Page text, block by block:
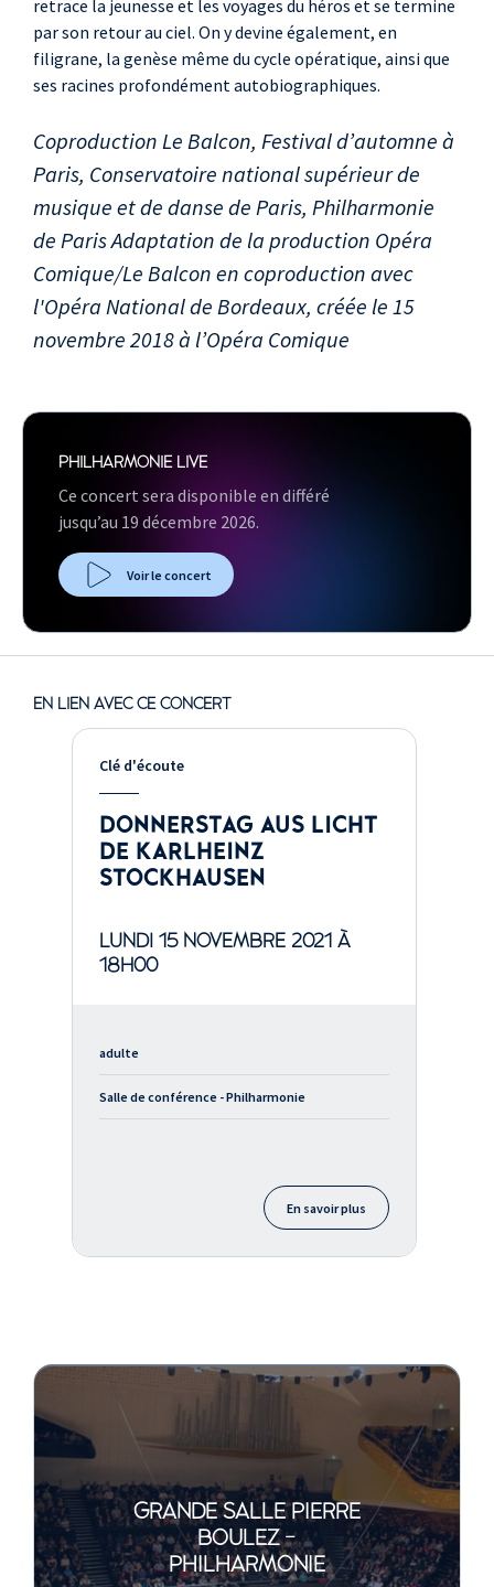
clarinette,
(hirondelle-clown)
Ghislain Roffat
(hirondelle-clown)
Benjamin Lazar, mise
en scène
Elizabeth Calleo,
collaboration
artistique
Adeline Caron
projection sonore
retrace la jeunesse et les voyages du héros et se termine
par son retour au ciel. On y devine également, en
filigrane, la genèse même du cycle opératique, ainsi que
ses racines profondément autobiographiques.
Coproduction Le Balcon, Festival d’automne à
Paris, Conservatoire national supérieur de
musique et de danse de Paris, Philharmonie
de Paris Adaptation de la production Opéra
Comique/Le Balcon en coproduction avec
l'Opéra National de Bordeaux, créée le 15
novembre 2018 à l’Opéra Comique
PHILHARMONIE LIVE
Ce concert sera disponible en différé
jusqu’au 19 décembre 2026.
Voir le concert
EN LIEN AVEC CE CONCERT
Clé d'écoute
DONNERSTAG AUS LICHT
DE KARLHEINZ
STOCKHAUSEN
LUNDI 15 NOVEMBRE 2021 À
18H00
adulte
Salle de conférence - Philharmonie
En savoir plus
GRANDE SALLE PIERRE
BOULEZ -
PHILHARMONIE